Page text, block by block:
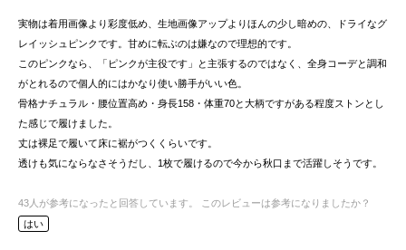
実物は着用画像より彩度低め、生地画像アップよりほんの少し暗めの、ドライなグ
レイッシュピンクです。甘めに転ぶのは嫌なので理想的です。
このピンクなら、「ピンクが主役です」と主張するのではなく、全身コーデと調和
がとれるので個人的にはかなり使い勝手がいい色。
骨格ナチュラル・腰位置高め・身長158・体重70と大柄ですがある程度ストンとし
た感じで履けました。
丈は裸足で履いて床に裾がつくくらいです。
透けも気にならなさそうだし、1枚で履けるので今から秋口まで活躍しそうです。
43 人が参考になったと回答しています。
このレビューは参考になりましたか？
はい